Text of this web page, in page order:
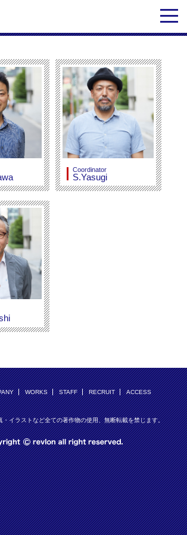
Coordinator
S.Yasugi
WORKS STAFF RECRUIT ACCESS
イラストなど全ての著作物の使用、無断転載を禁じます。